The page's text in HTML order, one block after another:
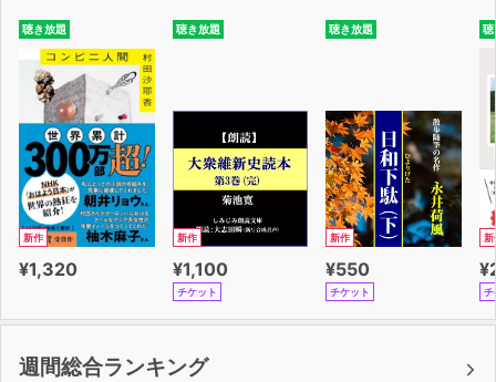
聴き放題
新作
¥1,320
聴き放題
新作
¥1,100
チケット
聴き放題
新作
¥550
チケット
聴
新
チ
週間総合ランキング